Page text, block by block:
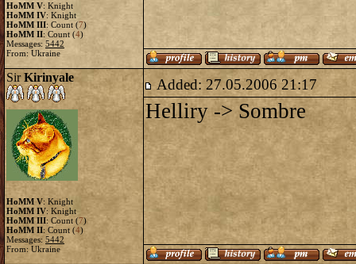
HoMM V: Knight
HoMM IV: Knight
HoMM III: Count (7)
HoMM II: Count (4)
Messages: 5442
From: Ukraine
SirKirinyale
HoMM V: Knight
HoMM IV: Knight
HoMM III: Count (7)
HoMM II: Count (4)
Messages: 5442
From: Ukraine
Added: 27.05.2006 21:17
Helliry -> Sombre